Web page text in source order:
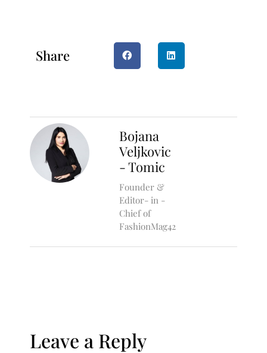
Share
Bojana
Veljkovic
- Tomic
Founder &
Editor- in -
Chief of
FashionMag42
Leave a Reply